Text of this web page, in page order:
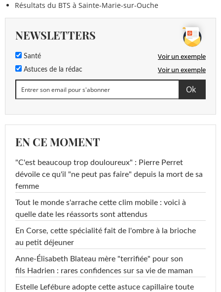
Résultats du BTS à Sainte-Marie-sur-Ouche
NEWSLETTERS
Santé Voir un exemple
Astuces de la rédac Voir un exemple
EN CE MOMENT
"C'est beaucoup trop douloureux" : Pierre Perret
dévoile ce qu'il "ne peut pas faire" depuis la mort de sa
femme
Tout le monde s'arrache cette clim mobile : voici à
quelle date les réassorts sont attendus
En Corse, cette spécialité fait de l'ombre à la brioche
au petit déjeuner
Anne-Élisabeth Blateau mère "terrifiée" pour son
fils Hadrien : rares confidences sur sa vie de maman
Estelle Lefébure adopte cette astuce capillaire toute